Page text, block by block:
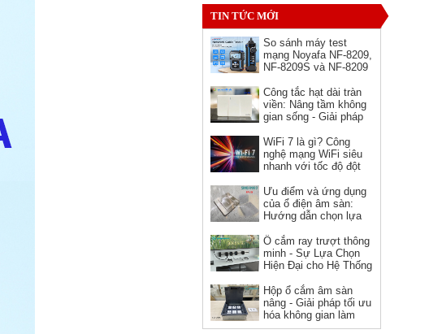
Giá: Liên hệ
Ổ cắm HDMI âm tường hình
Giá: 150,000 VNĐ
TIN TỨC MỚI
So sánh máy test
mạng Noyafa NF-8209,
NF-8209S và NF-8209
bản nào?
Công tắc hạt dài tràn
viền: Nâng tầm không
gian sống - Giải pháp
hiện đại
WiFi 7 là gì? Công
nghệ mạng WiFi siêu
nhanh với tốc độ đột
Ưu điểm và ứng dụng
của ổ điện âm sàn:
Hướng dẫn chọn lựa
Ổ cắm ray trượt thông
minh - Sự Lựa Chọn
Hiện Đại cho Hệ Thống
Hộp ổ cắm âm sàn
nâng - Giải pháp tối ưu
hóa không gian làm
việc